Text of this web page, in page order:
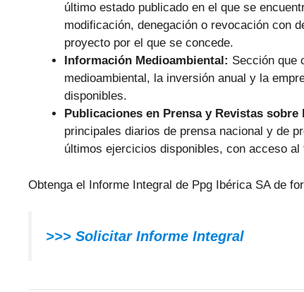
último estado publicado en el que se
modificación, denegación o revocación con
proyecto por el que se concede.
Información Medioambiental: Sección que
medioambiental, la inversión anual y la
disponibles.
Publicaciones en Prensa y Revistas sobre
principales diarios de prensa nacional y de
últimos ejercicios disponibles, con acceso
Obtenga el Informe Integral de Ppg Ibérica SA de
>>> Solicitar Informe Integral